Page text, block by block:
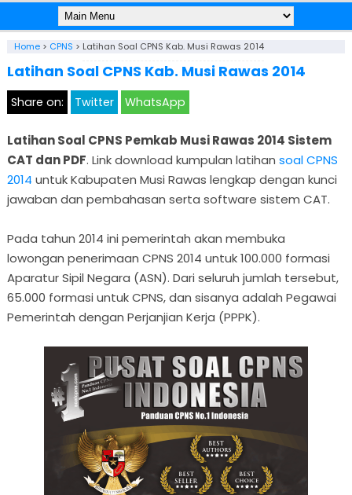
Home> CPNS > Latihan Soal CPNS Kab. Musi Rawas 2014
Latihan Soal CPNS Kab. Musi Rawas 2014
Share on: Twitter WhatsApp
Latihan Soal CPNS Pemkab Musi Rawas 2014 Sistem
CAT dan PDF. Link download kumpulan latihan soal CPNS
2014 untuk Kabupaten Musi Rawas lengkap dengan kunci
jawaban dan pembahasan serta software sistem CAT.
Pada tahun 2014 ini pemerintah akan membuka
lowongan penerimaan CPNS 2014 untuk 100.000 formasi
Aparatur Sipil Negara (ASN). Dari seluruh jumlah tersebut,
65.000 formasi untuk CPNS, dan sisanya adalah Pegawai
Pemerintah dengan Perjanjian Kerja (PPPK).